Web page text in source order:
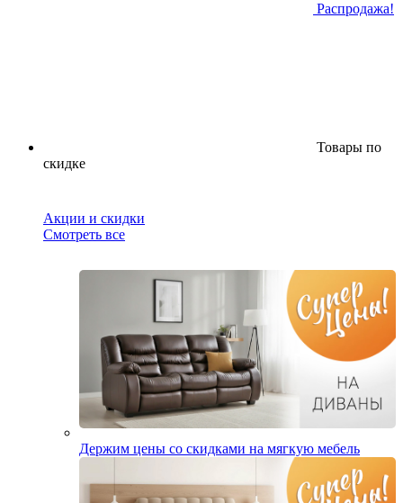
Распродажа!
Товары по
скидке
Акции и скидки
Смотреть все
Держим цены со скидками на мягкую мебель